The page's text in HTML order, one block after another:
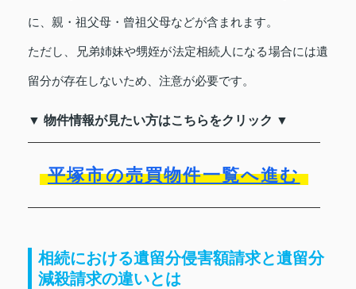
に、親・祖父母・曾祖父母などが含まれます。
ただし、兄弟姉妹や甥姪が法定相続人になる場合には遺
留分が存在しないため、注意が必要です。
▼ 物件情報が見たい方はこちらをクリック ▼
平塚市の売買物件一覧へ進む
相続における遺留分侵害額請求と遺留分
減殺請求の違いとは